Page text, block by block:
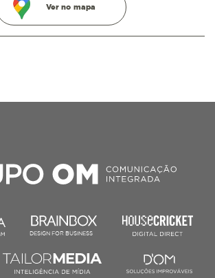
Ver no mapa
DESIGN FOR BUSINESS